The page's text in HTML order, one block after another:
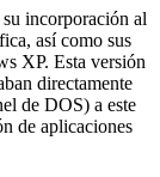
su incorporación al
así como sus
XP. Esta versión
directamente
de DOS) a este
de aplicaciones